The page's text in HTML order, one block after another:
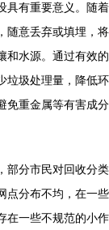
具有重要意义。随着
随意丢弃或填埋，将
和水源。通过有效的
垃圾处理量，降低环
免重金属等有害成分
部分市民对回收分类
点分布不均，在一些
在一些不规范的小作